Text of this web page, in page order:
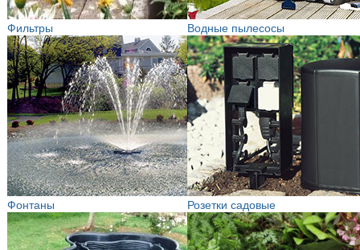
Фильтры Водные пылесосы
Фонтаны Розетки садовые